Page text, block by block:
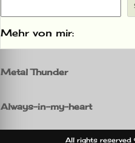
Mehr von mir:
Metal Thunder
Always-in-my-heart
All rights reserved